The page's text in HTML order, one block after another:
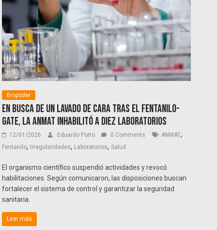
Biopoder
En busca de un lavado de cara tras el Fentanilo-
gate, la ANMAT inhabilitó a diez laboratorios
12/01/2026 Eduardo Porto 0 Comments ANMAT,
Fentanilo, Irregularidades, Laboratorios,Salud
El organismo científico suspendió actividades y revocó
habilitaciones. Según comunicaron, las disposiciones buscan
fortalecer el sistema de control y garantizar la seguridad
sanitaria.
Leer más